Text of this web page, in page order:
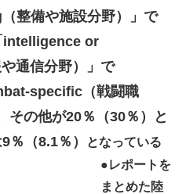
整備や施設分野）」で
intelligence or
通信分野）」で
specific（戦闘職
その他が20％（30％）と
％（8.1％）
となっている
●レポートを
まとめた陸